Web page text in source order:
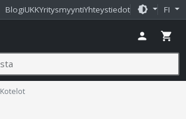
BlogiUKKYritysmyyntiYhteystiedot brightness_medium FI
person shopping_cart
Kotelot